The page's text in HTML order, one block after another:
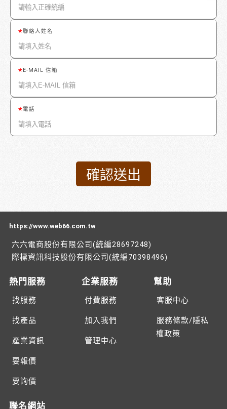
聯絡人姓名
E-MAIL 信箱
電話
https://www.web66.com.tw
六六電商股份有限公司(統編28697248)
際標資訊科技股份有限公司(統編70398496)
熱門服務
找服務
找產品
產業資訊
要報價
要詢價
企業服務
付費服務
加入我們
管理中心
幫助
客服中心
服務條款/隱私
權政策
聯名網站